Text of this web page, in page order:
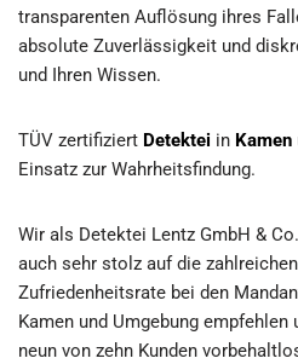
transparenten Auflösung ihres
absolute Zuverlässigkeit und
und Ihren Wissen.
TÜV zertifiziert Detektei in Kamen
Einsatz zur Wahrheitsfindung.
Wir als Detektei Lentz GmbH &
auch sehr stolz auf die
Zufriedenheitsrate bei den
Kamen und Umgebung
neun von zehn Kunden